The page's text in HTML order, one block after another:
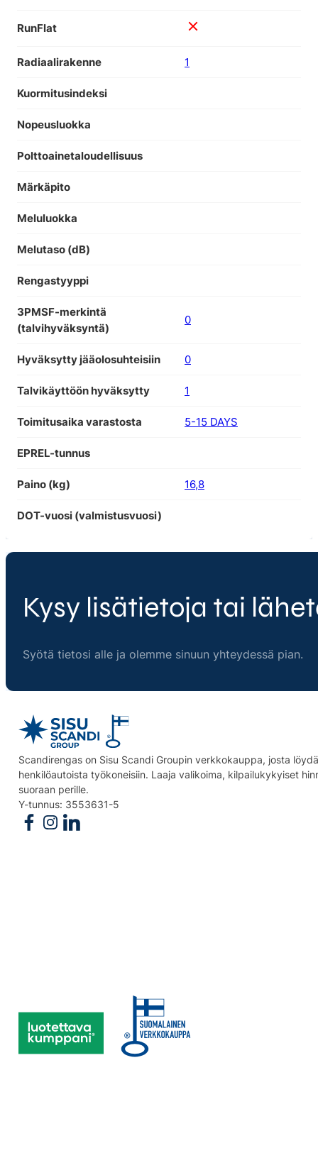
RunFlat
Radiaalirakenne 1
Kuormitusindeksi
Nopeusluokka
Polttoainetaloudellisuus
Märkäpito
Meluluokka
Melutaso (dB)
Rengastyyppi
3PMSF-merkintä
(talvihyväksyntä)
0
Hyväksytty jääolosuhteisiin 0
Talvikäyttöön hyväksytty 1
Toimitusaika varastosta 5-15 DAYS
EPREL-tunnus
Paino (kg) 16,8
DOT-vuosi (valmistusvuosi)
Kysy lisätietoja tai
Syötä tietosi alle ja olemme sinuun yhteydessä pian.
Scandirengas on Sisu Scandi Groupin verkkokauppa, josta
henkilöautoista työkoneisiin. Laaja valikoima, kilpailukykyiset
suoraan perille.
Y-tunnus: 3553631-5
Follow us on Facebook
Follow us on Instagram
Follow us on Linkedin